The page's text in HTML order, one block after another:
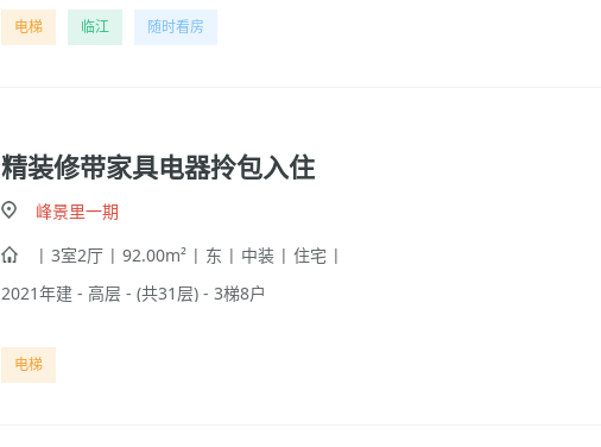
电梯 临江 随时看房
精装修带家具电器拎包入住
峰景里一期
| 3室2厅 | 92.00m² | 东 | 中装 | 住宅 |
2021年建 - 高层 - (共31层) - 3梯8户
电梯